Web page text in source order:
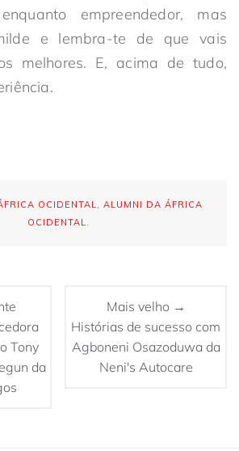
empreendedor, mas
e lembra-te de que vais
melhores. E, acima de tudo,
OCIDENTAL, ALUMNI DA ÁFRICA
OCIDENTAL.
Tony
da
Mais velho →
Histórias de sucesso com
Agboneni Osazoduwa da
Neni's Autocare